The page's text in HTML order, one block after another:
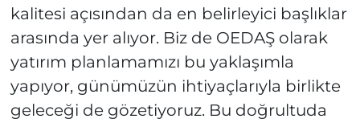
kalitesi açısından da en belirleyici başlıklar
arasında yer alıyor. Biz de OEDAŞ olarak
yatırım planlamamızı bu yaklaşımla
yapıyor, günümüzün ihtiyaçlarıyla birlikte
geleceği de gözetiyoruz. Bu doğrultuda